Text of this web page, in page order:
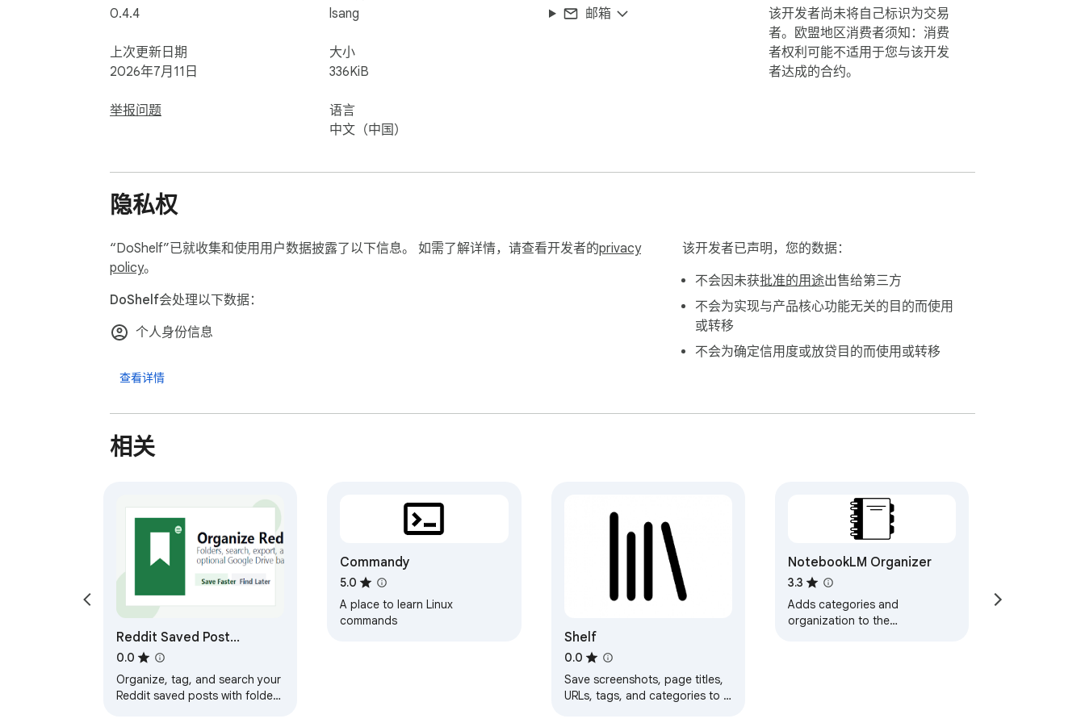
0.4.4
上次更新日期
2026年7月11日
举报问题
lsang
大小
336KiB
语言
中文（中国）
邮箱
该开发者尚未将自己标识为交易
者。欧盟地区消费者须知：消费
者权利可能不适用于您与该开发
者达成的合约。
隐私权
“DoShelf”已就收集和使用用户数据披露了以下信息。 如需了解详情，请查看开发者的privacy
policy。
DoShelf会处理以下数据：
个人身份信息
查看详情
该开发者已声明，您的数据：
不会因未获批准的用途出售给第三方
不会为实现与产品核心功能无关的目的而使用
或转移
不会为确定信用度或放贷目的而使用或转移
相关
Reddit Saved Post
Organizer
0.0
Organize, tag, and search your
Reddit saved posts with folders
Commandy
5.0
A place to learn Linux
commands
Shelf
0.0
Save screenshots, page titles,
URLs, tags, and categories to a
NotebookLM Organizer
3.3
Adds categories and
organization to the